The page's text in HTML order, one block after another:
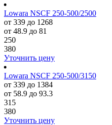
Lowara NSCF 250-500/2500
от 339 до 1268
от 48.9 до 81
250
380
Уточнить цену
Lowara NSCF 250-500/3150
от 339 до 1384
от 58.9 до 93.3
315
380
Уточнить цену